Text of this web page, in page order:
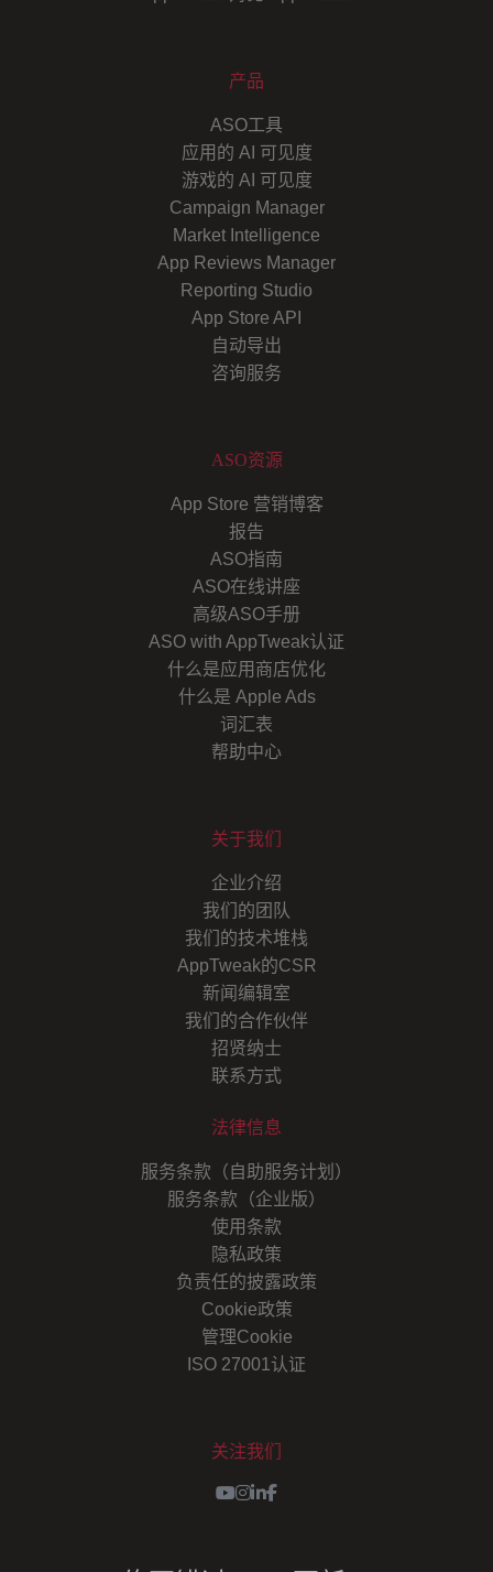
产品
ASO工具
应用的 AI 可见度
游戏的 AI 可见度
Campaign Manager
Market Intelligence
App Reviews Manager
Reporting Studio
App Store API
自动导出
咨询服务
ASO资源
App Store 营销博客
报告
ASO指南
ASO在线讲座
高级ASO手册
ASO with AppTweak认证
什么是应用商店优化
什么是 Apple Ads
词汇表
帮助中心
关于我们
企业介绍
我们的团队
我们的技术堆栈
AppTweak的CSR
新闻编辑室
我们的合作伙伴
招贤纳士
联系方式
法律信息
服务条款（自助服务计划）
服务条款（企业版）
使用条款
隐私政策
负责任的披露政策
Cookie政策
管理Cookie
ISO 27001认证
关注我们
Youtube
Instagram
LinkedIn
Facebook